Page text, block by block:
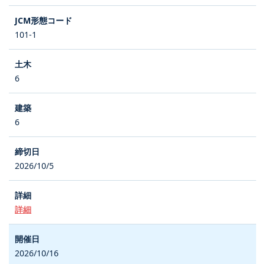
101-1
6
6
2026/10/5
詳細
2026/10/16